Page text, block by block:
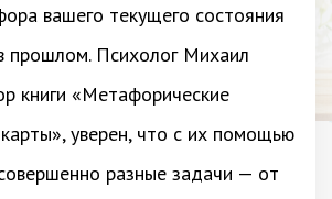
вашего текущего состояния
прошлом. Психолог Михаил
книги «Метафорические
уверен, что с их помощью
разные задачи — от